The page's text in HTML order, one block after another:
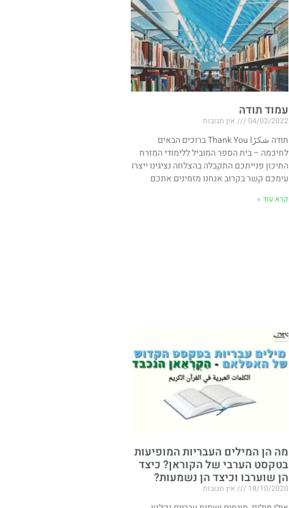
עמוד תודה
04/02/2022 אין תגובות
תודה شكرًا Thank You ברוכים הבאים
לחיכמה – בית הספר המוביל ללימודי המזרח
התיכון פנייתכם התקבלה בהצלחה נציגינו ייצרו
עימכם קשר בקרוב אנחנו מזמינים אתכם
קרא עוד »
מה הן המילים העבריות המופיעות
בטקסט הערבי של הקוראן? כיצד
הן שוערבו וכיצד הן נשמעות?
18/10/2020 אין תגובות